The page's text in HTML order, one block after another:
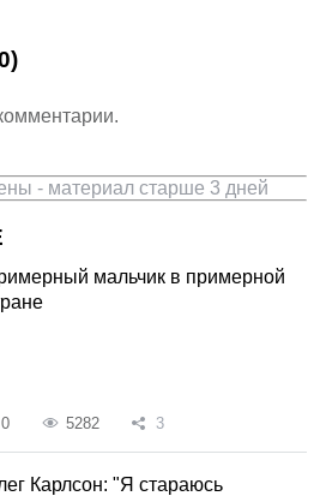
- материал старше 3 дней
мальчик в примерной
0 5282 3
Карлсон: "Я стараюсь